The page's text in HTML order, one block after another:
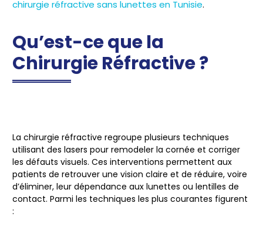
chirurgie réfractive sans lunettes en Tunisie.
Qu’est-ce que la
Chirurgie Réfractive ?
La chirurgie réfractive regroupe plusieurs techniques
utilisant des lasers pour remodeler la cornée et corriger
les défauts visuels. Ces interventions permettent aux
patients de retrouver une vision claire et de réduire, voire
d’éliminer, leur dépendance aux lunettes ou lentilles de
contact. Parmi les techniques les plus courantes figurent
: